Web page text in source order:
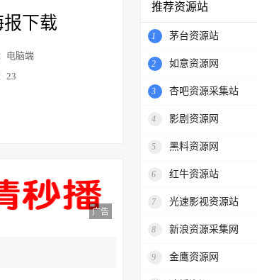
下载
电脑端
23
广告
推荐资源站
1 茅台资源站
2 如意资源网
3 杏吧资源采集站
4 影剧资源网
5 黑料资源网
6 红牛资源站
7 光速影视资源站
8 新浪资源采集网
9 金鹰资源网